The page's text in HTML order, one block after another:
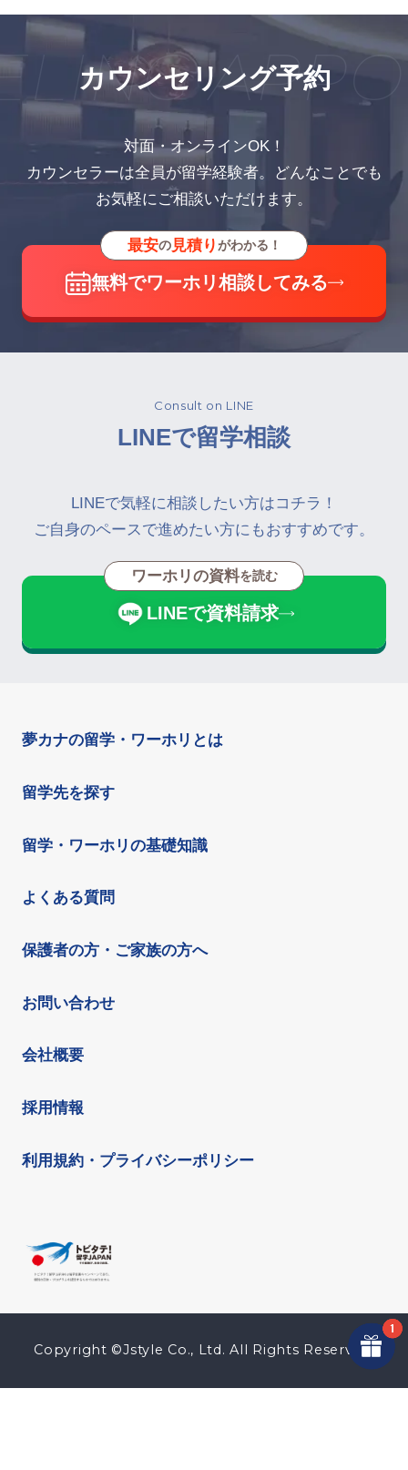
カウンセリング予約
対面・オンラインOK！
カウンセラーは全員が留学経験者。どんなことでも
お気軽にご相談いただけます。
最安の見積りがわかる！
無料でワーホリ相談してみる
Consult on LINE
LINEで留学相談
LINEで気軽に相談したい方はコチラ！
ご自身のペースで進めたい方にもおすすめです。
ワーホリの資料を読む
LINEで資料請求
夢カナの留学・ワーホリとは
留学先を探す
留学・ワーホリの基礎知識
よくある質問
保護者の方・ご家族の方へ
お問い合わせ
会社概要
採用情報
利用規約・プライバシーポリシー
Copyright ©Jstyle Co., Ltd. All Rights Reserved.